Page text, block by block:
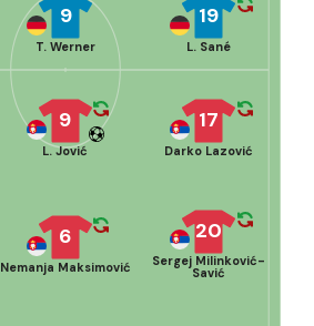
19
L. Sané
9
T. Werner
6
Nemanja Maksimović
20
Sergej Milinković-
Savić
9
L. Jović
17
Darko Lazović